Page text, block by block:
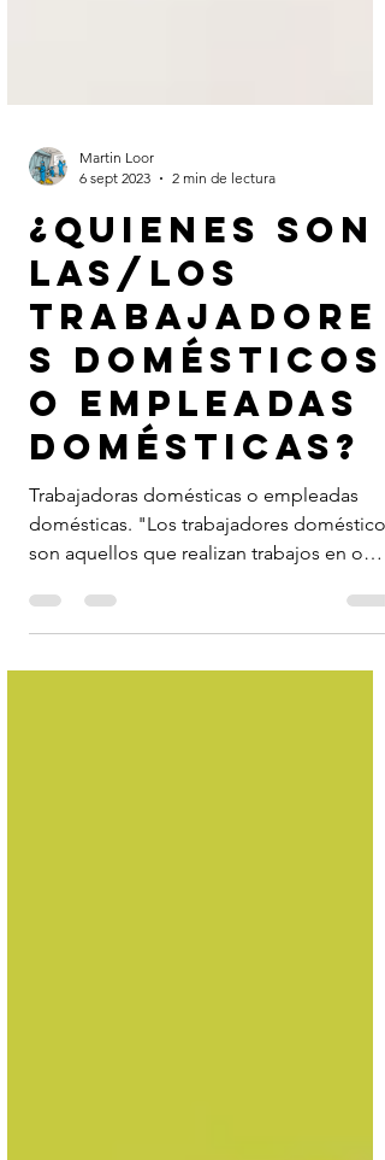
6 sept 2023
2 min de lectura
¿Quienes son
las/los
trabajadore
s domésticos
o empleadas
domésticas?
Trabajadoras domésticas o empleadas
domésticas. "Los trabajadores domésticos
son aquellos que realizan trabajos en o